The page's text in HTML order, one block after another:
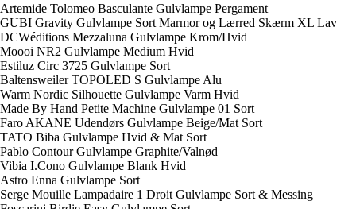
Artemide Tolomeo Basculante Gulvlampe Pergament
GUBI Gravity Gulvlampe Sort Marmor og Lærred Skærm XL Lav
DCWéditions Mezzaluna Gulvlampe Krom/Hvid
Moooi NR2 Gulvlampe Medium Hvid
Estiluz Circ 3725 Gulvlampe Sort
Baltensweiler TOPOLED S Gulvlampe Alu
Warm Nordic Silhouette Gulvlampe Varm Hvid
Made By Hand Petite Machine Gulvlampe 01 Sort
Faro AKANE Udendørs Gulvlampe Beige/Mat Sort
TATO Biba Gulvlampe Hvid & Mat Sort
Pablo Contour Gulvlampe Graphite/Valnød
Vibia I.Cono Gulvlampe Blank Hvid
Astro Enna Gulvlampe Sort
Serge Mouille Lampadaire 1 Droit Gulvlampe Sort & Messing